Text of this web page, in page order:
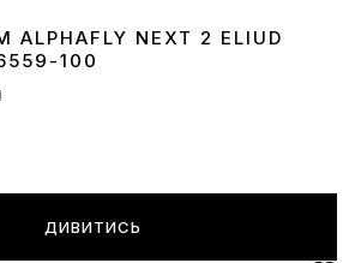
ALPHAFLY NEXT 2 ELIUD
100
ДИВИТИСЬ